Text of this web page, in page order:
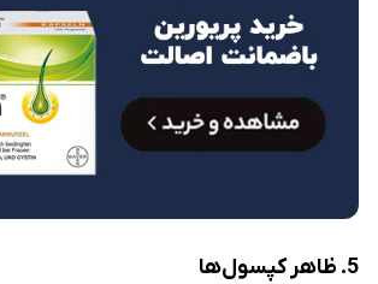
5. ظاهر کپسول‌ها